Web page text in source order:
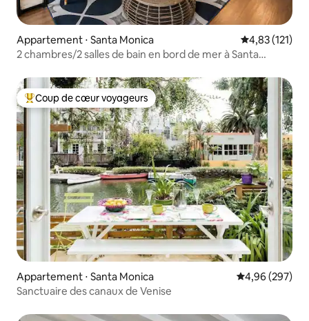
Appartement ⋅ Santa Monica Évaluation
4,83 (121)
2 chambres/2 salles de bain en bord de mer à Santa
Coups de cœur voyageurs les plus appréciés
Coup de cœur voyageurs
Appartement ⋅ Santa Monica Évaluation
4,96 (297)
Sanctuaire des canaux de Venise